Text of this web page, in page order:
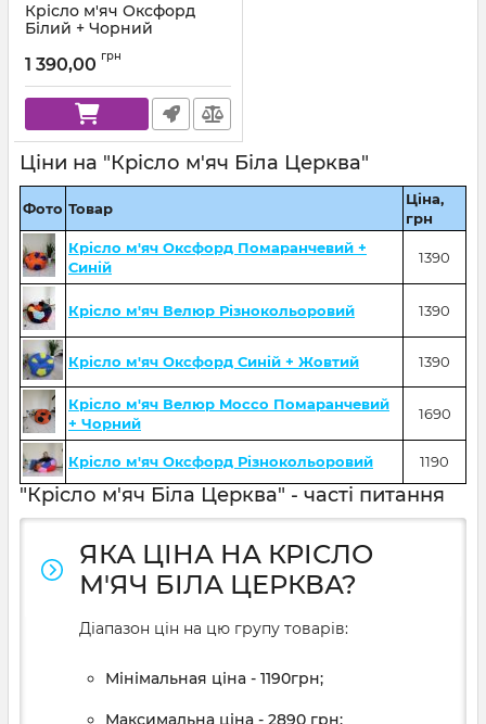
Крісло м'яч Оксфорд
Білий + Чорний
1 390,00 грн
Ціни на "Крісло м'яч Біла Церква"
Фото Товар
Ціна,
грн
Крісло м'яч Оксфорд Помаранчевий +
Синій
1390
Крісло м'яч Велюр Різнокольоровий 1390
Крісло м'яч Оксфорд Синій + Жовтий 1390
Крісло м'яч Велюр Mocco Помаранчевий
+ Чорний
1690
Крісло м'яч Оксфорд Різнокольоровий 1190
"Крісло м'яч Біла Церква" - часті питання
ЯКА ЦІНА НА КРІСЛО
М'ЯЧ БІЛА ЦЕРКВА?
Діапазон цін на цю групу товарів:
Мінімальная ціна - 1190грн;
Максимальна ціна - 2890 грн;